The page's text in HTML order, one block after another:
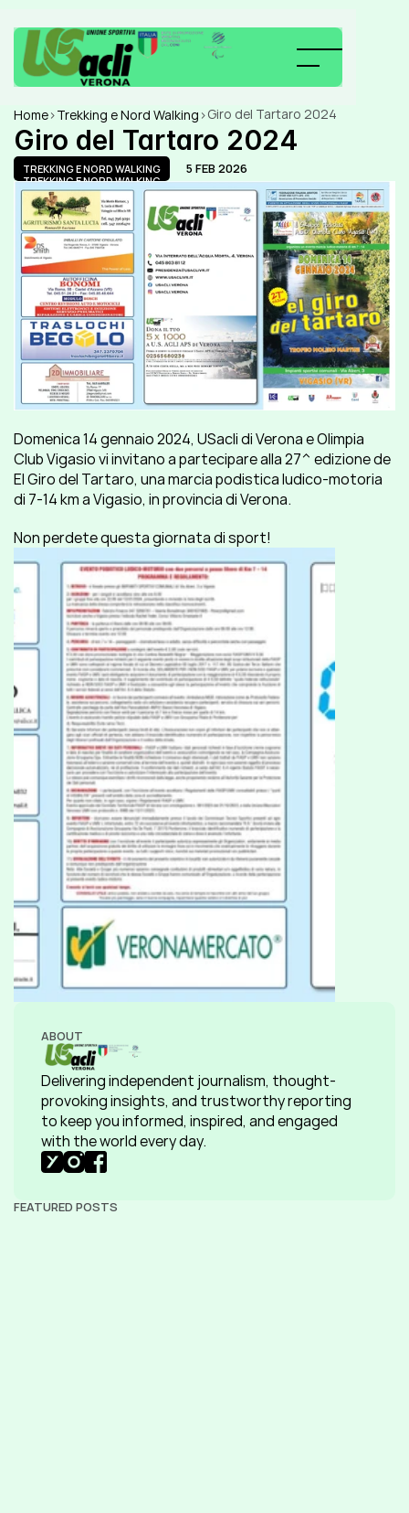
Home>Trekking e Nord Walking >Giro del Tartaro 2024
Giro del Tartaro 2024
TREKKING E NORD WALKING
TREKKING E NORD WALKING
5 FEB 2026
Domenica 14 gennaio 2024, USacli di Verona e Olimpia
Club Vigasio vi invitano a partecipare alla 27^ edizione de
El Giro del Tartaro, una marcia podistica ludico-motoria
di 7-14 km a Vigasio, in provincia di Verona.
Non perdete questa giornata di sport!
ABOUT
Delivering independent journalism, thought-
provoking insights, and trustworthy reporting
to keep you informed, inspired, and engaged
with the world every day.
FEATURED POSTS